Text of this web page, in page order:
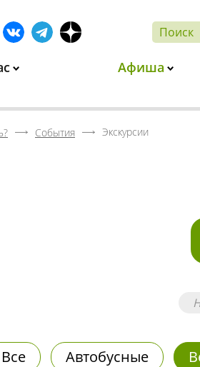
Афиша
События Экскурсии
Все Автобусные